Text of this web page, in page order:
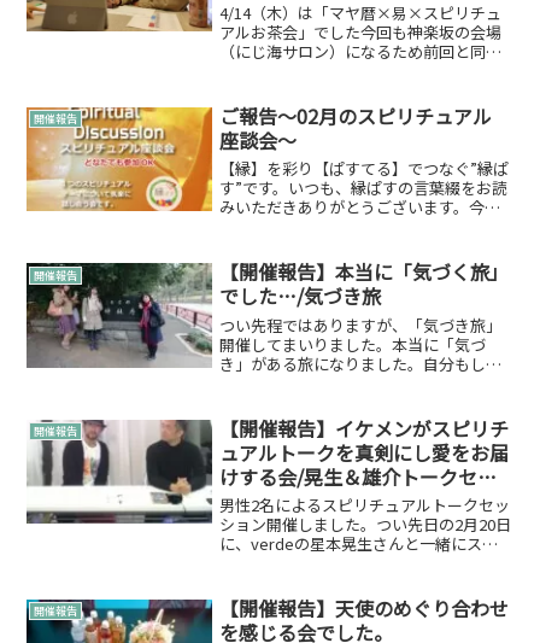
4/14（木）は「マヤ暦×易×スピリチュ
アルお茶会」でした今回も神楽坂の会場
（にじ海サロン）になるため前回と同様
も…まん延防止等重点措置のため延期を
決意しましたが…今回...
開催報告
ご報告～02月のスピリチュアル
座談会～
【縁】を彩り【ぱすてる】でつなぐ”縁ぱ
す”です。いつも、縁ぱすの言葉綴をお読
みいただきありがとうございます。今回
座談会については以下からご確認くださ
い(*´ω｀*...
開催報告
【開催報告】本当に「気づく旅」
でした…/気づき旅
つい先程ではありますが、「気づき旅」
開催してまいりました。本当に「気づ
き」がある旅になりました。自分もしっ
自身も初めて訪れたのですが、四ツ谷付
近にあって散策がてら足を...
開催報告
【開催報告】イケメンがスピリチ
ュアルトークを真剣にし愛をお届
けする会/晃生＆雄介トークセッ
ション
男性2名によるスピリチュアルトークセッ
ション開催しました。つい先日の2月20日
に、​verdeの星本晃生さんと一緒にスピ
自由気ままにやりたく進行はしたくない
なということ...
開催報告
【開催報告】天使のめぐり合わせ
を感じる会でした。